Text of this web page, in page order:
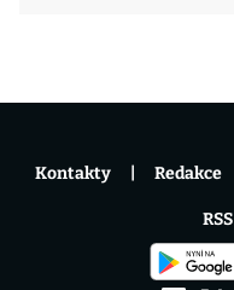
Kontakty Redakce
RSS